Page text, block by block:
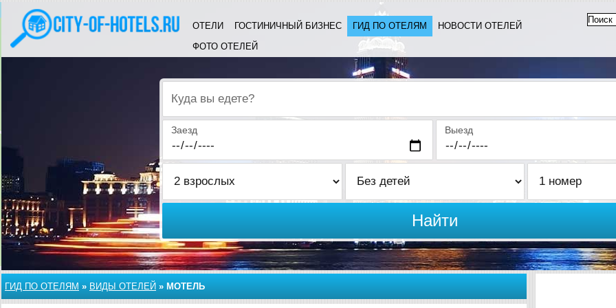
ОТЕЛИ ГОСТИНИЧНЫЙ БИЗНЕС ГИД ПО ОТЕЛЯМ
НОВОСТИ ОТЕЛЕЙ
ФОТО ОТЕЛЕЙ
Куда вы едете?
Заезд Выезд
Найти
ГИД ПО ОТЕЛЯМ » ВИДЫ ОТЕЛЕЙ » МОТЕЛЬ